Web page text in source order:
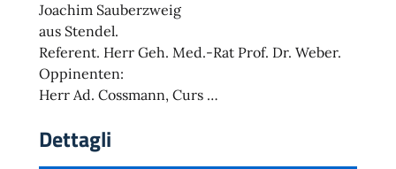
Joachim Sauberzweig
aus Stendel.
Referent. Herr Geh. Med.-Rat Prof. Dr. Weber.
Oppinenten:
Herr Ad. Cossmann, Curs …
Dettagli